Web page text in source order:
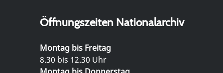
Öffnungszeiten Nationalarchiv
Montag bis Freitag
8.30 bis 12.30 Uhr